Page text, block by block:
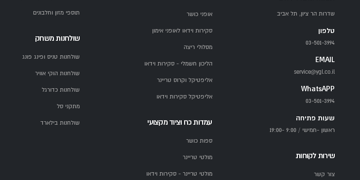
שדרות הר ציון, תל אביב
טלפון
03-501-3994
EMAIL
service@ygl.co.il
WhatsAPP
03-501-3994
שעות פתיחה
ראשון -חמישי / 9:00 -19:00
שירות לקוחות
צור קשר
אופני כושר
סקירות וידאו לאופני אימון
מסלולי ריצה
הליכון חשמלי - סקירות וידאו
אליפטיקל וקרוס טריינר
אליפטיקל סקירות וידאו
עמדות כח וציוד מקצועי
ספות כושר
מולטי טריינר
מולטי טריינר - סקירות וידאו
תוספי מזון וחלבונים
שולחנות משחק
שולחנות טניס ופינג פונג
שולחנות הוקי אוויר
שולחנות כדורגל
מתקני סל
שולחנות בילארד